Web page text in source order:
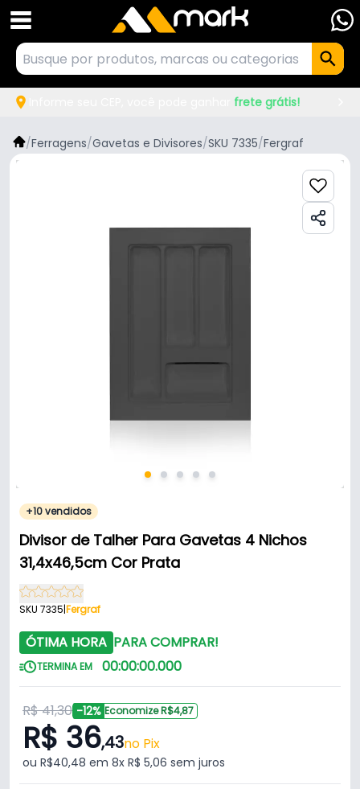
frete grátis!
/Ferragens/Gavetas e Divisores/SKU 7335/Fergraf
+10 vendidos
Divisor de Talher Para Gavetas 4 Nichos
31,4x46,5cm Cor Prata
SKU 7335|Fergraf
ÓTIMA HORA PARA COMPRAR!
TERMINA EM 00:00:00.000
R$ 41,30 -12% Economize R$4,87
R$ 36,43no Pix
ou R$40,48 em 8x R$ 5,06 sem juros